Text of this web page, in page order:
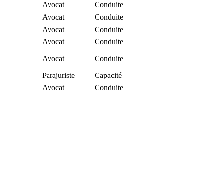
Avocat Conduite
Avocat Conduite
Avocat Conduite
Avocat Conduite
Avocat Conduite
Parajuriste Capacité
Avocat Conduite